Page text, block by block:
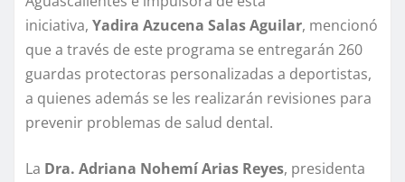
iniciativa, Yadira Azucena Salas Aguilar, mencionó
que a través de este programa se entregarán 260
guardas protectoras personalizadas a deportistas,
a quienes además se les realizarán revisiones para
prevenir problemas de salud dental.
La Dra. Adriana Nohemí Arias Reyes, presidenta